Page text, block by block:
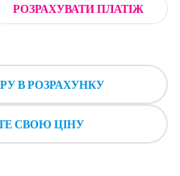
РОЗРАХУВАТИ ПЛАТІЖ
В РОЗРАХУНКУ
СВОЮ ЦІНУ